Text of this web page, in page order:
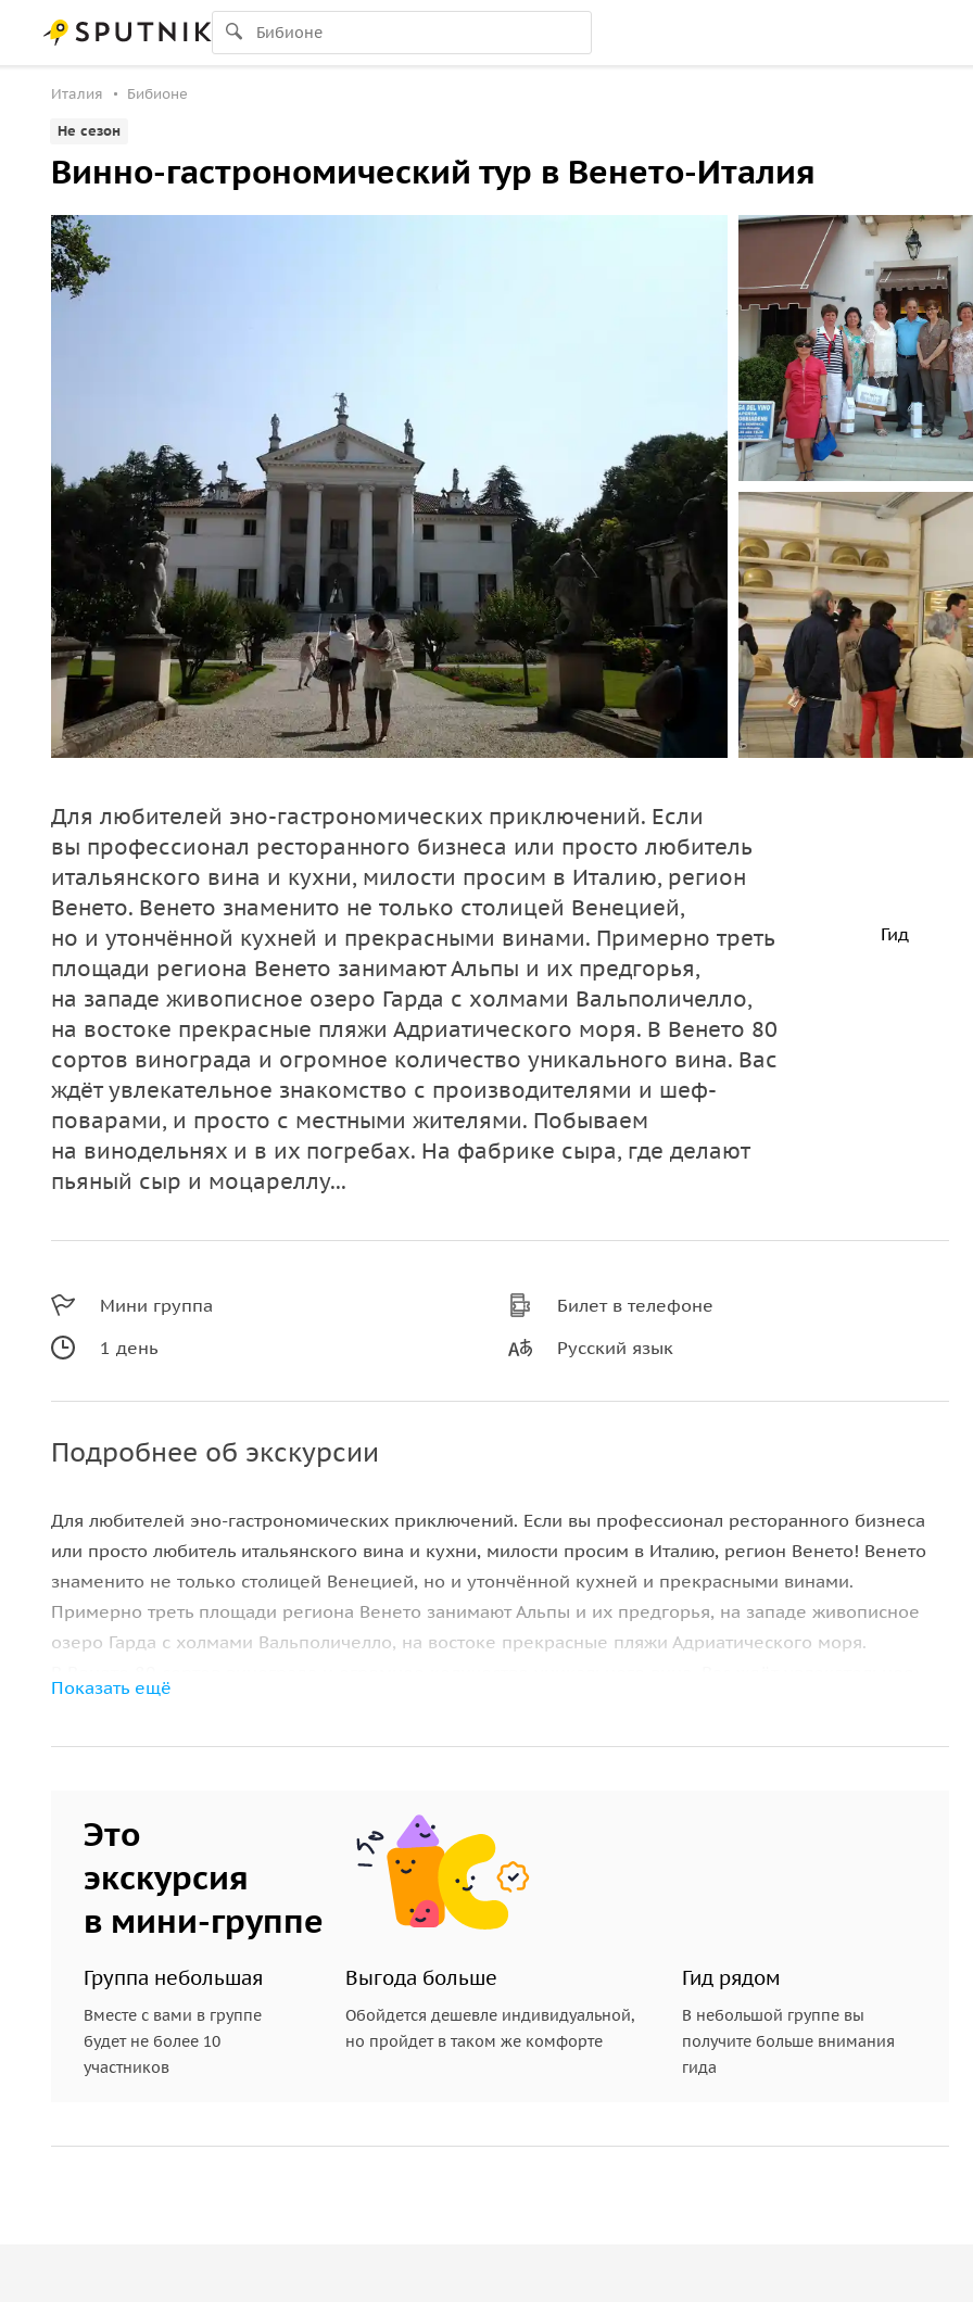
Италия
Бибионе
Не сезон
Винно-гастрономический тур в Венето-Италия
Для любителей эно-гастрономических приключений. Если
вы профессионал ресторанного бизнеса или просто любитель
итальянского вина и кухни, милости просим в Италию, регион
Венето. Венето знаменито не только столицей Венецией,
но и утончённой кухней и прекрасными винами. Примерно треть
площади региона Венето занимают Альпы и их предгорья,
на западе живописное озеро Гарда с холмами Вальполичелло,
на востоке прекрасные пляжи Адриатического моря. В Венето 80
сортов винограда и огромное количество уникального вина. Вас
ждёт увлекательное знакомство с производителями и шеф-
поварами, и просто с местными жителями. Побываем
на винодельнях и в их погребах. На фабрике сыра, где делают
пьяный сыр и моцареллу...
Гид
Мини группа
1 день
Билет в телефоне
Русский язык
Подробнее об экскурсии
Для любителей эно-гастрономических приключений. Если вы профессионал ресторанного бизнеса
или просто любитель итальянского вина и кухни, милости просим в Италию, регион Венето! Венето
знаменито не только столицей Венецией, но и утончённой кухней и прекрасными винами.
Примерно треть площади региона Венето занимают Альпы и их предгорья, на западе живописное
озеро Гарда с холмами Вальполичелло, на востоке прекрасные пляжи Адриатического моря.
знакомство с производителями и шеф-поварами, и просто с местными жителями. Побываем
в Венето!
Показать ещё
Это
экскурсия
в мини-группе
Группа небольшая
Вместе с вами в группе
будет не более 10
участников
Выгода больше
Обойдется дешевле индивидуальной,
но пройдет в таком же комфорте
Гид рядом
В небольшой группе вы
получите больше внимания
гида